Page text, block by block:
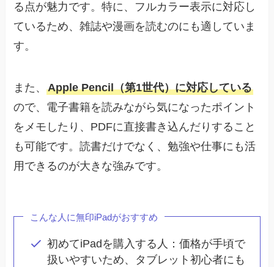
る点が魅力です。特に、フルカラー表示に対応し
ているため、雑誌や漫画を読むのにも適していま
す。
また、Apple Pencil（第1世代）に対応している
ので、電子書籍を読みながら気になったポイント
をメモしたり、PDFに直接書き込んだりすること
も可能です。読書だけでなく、勉強や仕事にも活
用できるのが大きな強みです。
こんな人に無印iPadがおすすめ
初めてiPadを購入する人：価格が手頃で
扱いやすいため、タブレット初心者にも